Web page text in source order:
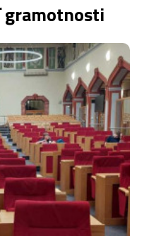
gramotnosti